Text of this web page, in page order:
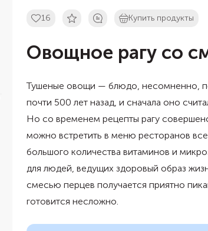
16 Купить продукты
Овощное рагу со
Тушеные овощи — блюдо, несомненно,
почти 500 лет назад, и сначала оно
Но со временем рецепты рагу
можно встретить в меню ресторанов
большого количества витаминов и
для людей, ведущих здоровый образ
смесью перцев получается приятно
готовится несложно.